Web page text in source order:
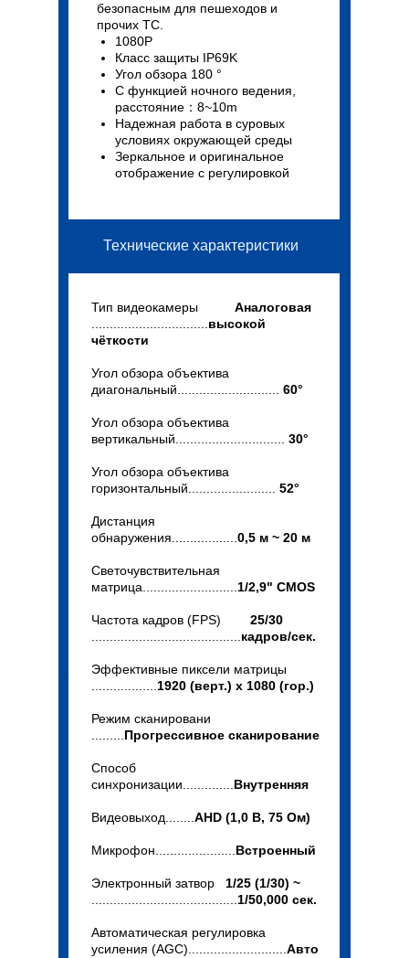
безопасным для пешеходов и
прочих ТС.
1080P
Класс защиты IP69K
Угол обзора 180 °
С функцией ночного ведения,
расстояние：8~10m
Надежная работа в суровых
условиях окружающей среды
Зеркальное и оригинальное
отображение с регулировкой
Тип видеокамеры Аналоговая
высокой
чёткости
Угол обзора объектива
диагональный............................ 60°
Угол обзора объектива
вертикальный.............................. 30°
Угол обзора объектива
горизонтальный........................ 52°
Дистанция
обнаружения.................. 0,5 м ~ 20 м
Светочувствительная
матрица.......................... 1/2,9" CMOS
Частота кадров (FPS) 25/30
кадров/сек.
Эффективные пиксели матрицы
1920 (верт.) x 1080 (гор.)
Режим сканировани
Прогрессивное сканирование
Способ
синхронизации.............. Внутренняя
Видеовыход........ AHD (1,0 В, 75 Ом)
Микрофон...................... Встроенный
Электронный затвор 1/25 (1/30) ~
1/50,000 сек.
Автоматическая регулировка
усиления (AGC)........................... Авто
Технические характеристики